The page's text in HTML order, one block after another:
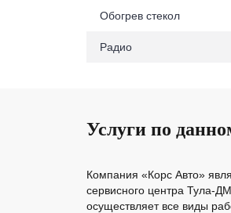
Обогрев стекол
Радио
Услуги по
Компания «Корс Авто»
сервисного центра Тула-
осуществляет все виды